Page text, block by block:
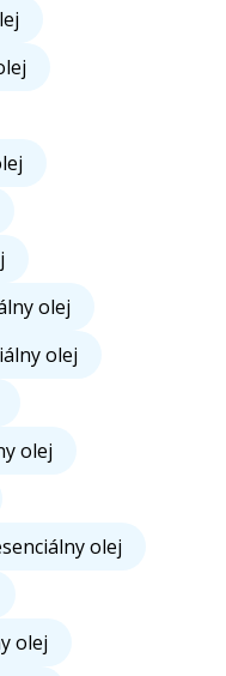
olej
olej
olej
olej
olej